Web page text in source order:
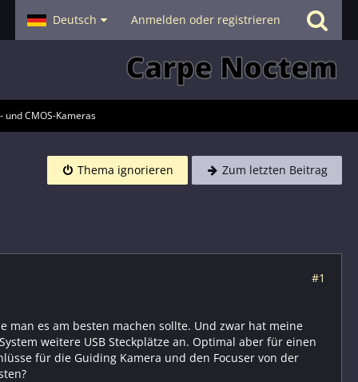
Hilfe
Deutsch Anmelden oder registrieren
und CMOS-Kameras
Thema ignorieren Zum letzten Beitrag
#1
es am besten machen sollte. Und zwar hat meine
weitere USB Steckplätze an. Optimal aber für einen
für die Guiding Kamera und den Focuser von der